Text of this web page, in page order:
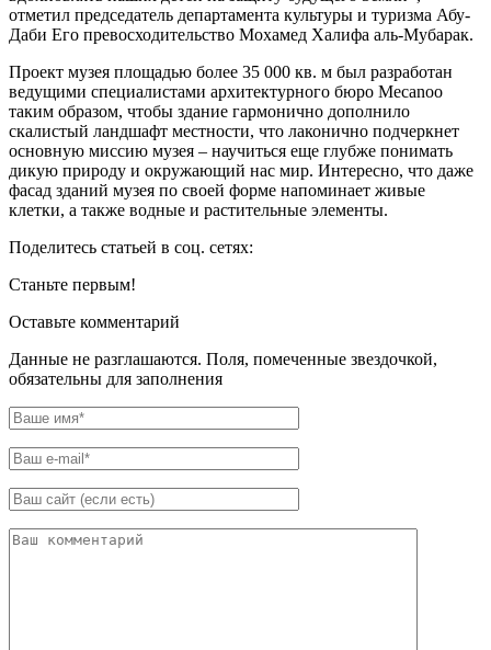
отметил председатель департамента культуры и туризма Абу-
Даби Его превосходительство Мохамед Халифа аль-Мубарак.
Проект музея площадью более 35 000 кв. м был разработан
ведущими специалистами архитектурного бюро Mecanoo
таким образом, чтобы здание гармонично дополнило
скалистый ландшафт местности, что лаконично подчеркнет
основную миссию музея – научиться еще глубже понимать
дикую природу и окружающий нас мир. Интересно, что даже
фасад зданий музея по своей форме напоминает живые
клетки, а также водные и растительные элементы.
Поделитесь статьей в соц. сетях:
Станьте первым!
Оставьте комментарий
Данные не разглашаются. Поля, помеченные звездочкой,
обязательны для заполнения